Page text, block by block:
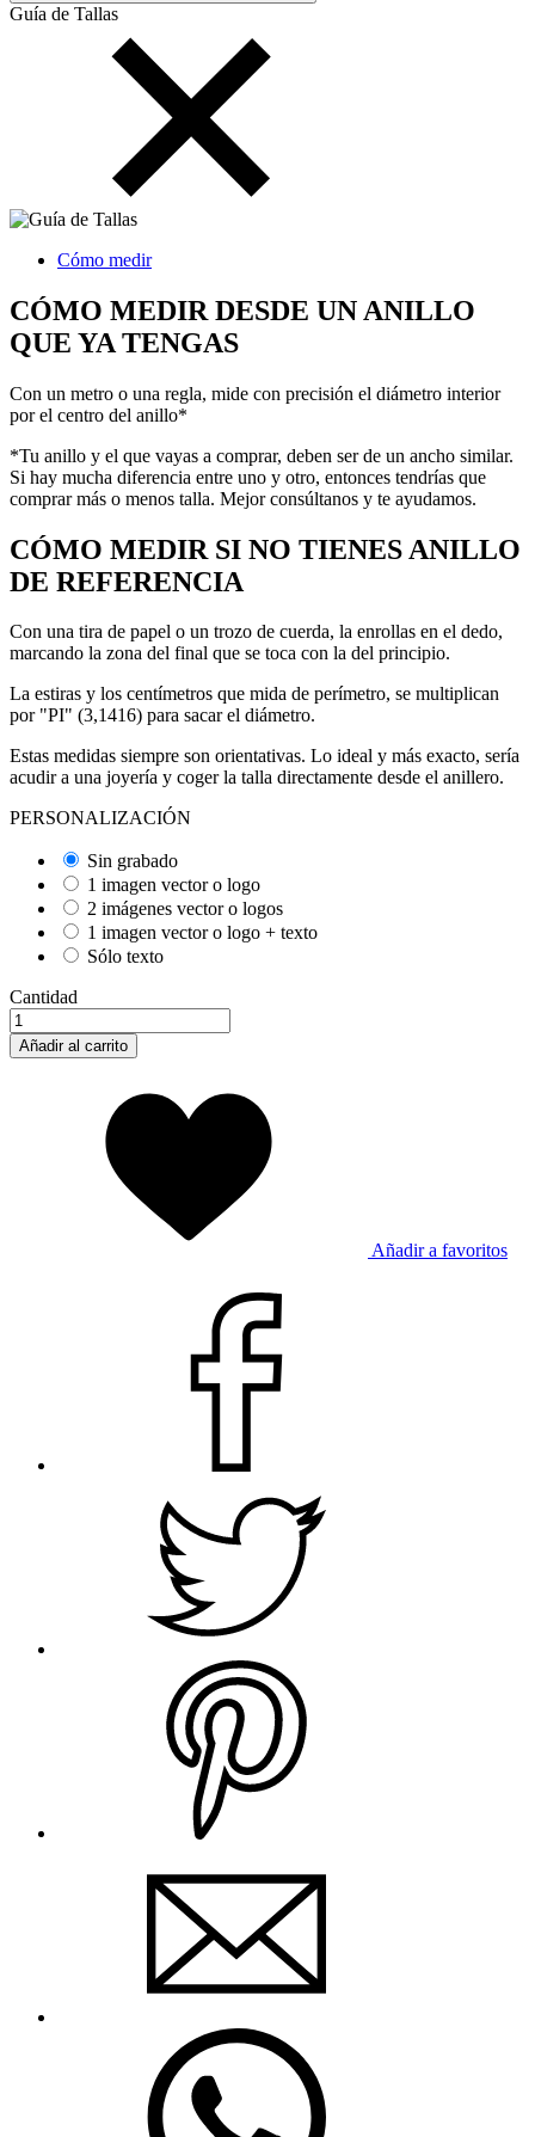
Guía de Tallas
Cómo medir
CÓMO MEDIR DESDE UN ANILLO
QUE YA TENGAS
Con un metro o una regla, mide con precisión el diámetro interior
por el centro del anillo*
*Tu anillo y el que vayas a comprar, deben ser de un ancho similar.
Si hay mucha diferencia entre uno y otro, entonces tendrías que
comprar más o menos talla. Mejor consúltanos y te ayudamos.
CÓMO MEDIR SI NO TIENES ANILLO
DE REFERENCIA
Con una tira de papel o un trozo de cuerda, la enrollas en el dedo,
marcando la zona del final que se toca con la del principio.
La estiras y los centímetros que mida de perímetro, se multiplican
por "PI" (3,1416) para sacar el diámetro.
Estas medidas siempre son orientativas. Lo ideal y más exacto, sería
acudir a una joyería y coger la talla directamente desde el anillero.
PERSONALIZACIÓN
Sin grabado
1 imagen vector o logo
2 imágenes vector o logos
1 imagen vector o logo + texto
Sólo texto
Cantidad
Añadir al carrito
Añadir a favoritos